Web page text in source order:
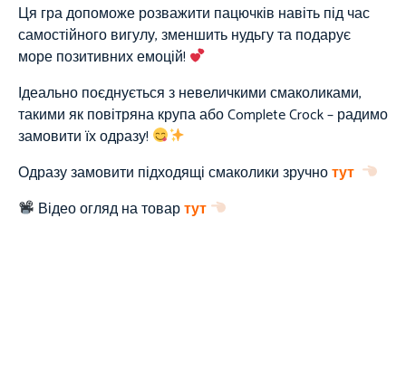
Ця гра допоможе розважити пацючків навіть під час
самостійного вигулу, зменшить нудьгу та подарує
море позитивних емоцій!
Ідеально поєднується з невеличкими смаколиками,
такими як повітряна крупа або Complete Crock – радимо
замовити їх одразу!
Одразу замовити підходящі смаколики зручнотут
Відео огляд на товартут